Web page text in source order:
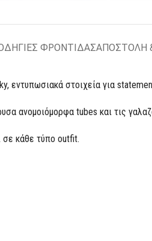
ΦΡΟΝΤΙΔΑΣΑΠΟΣΤΟΛΗ
εντυπωσιακά στοιχεία για
ανομοιόμορφα tubes και τις
σε κάθε τύπο outfit.